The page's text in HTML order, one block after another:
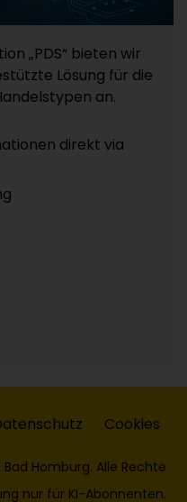
„PDS“ bieten wir
Lösung für die
an.
direkt via
Cookies
Homburg. Alle Rechte
nur für KI-Abonnenten.